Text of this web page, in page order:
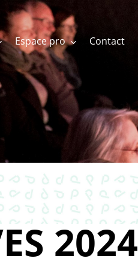
Espace pro Contact
2024